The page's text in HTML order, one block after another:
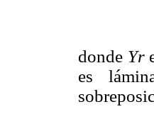
donde Yr
es